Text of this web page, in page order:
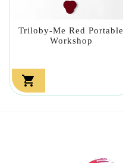
Triloby-Me Red Portable
Workshop
